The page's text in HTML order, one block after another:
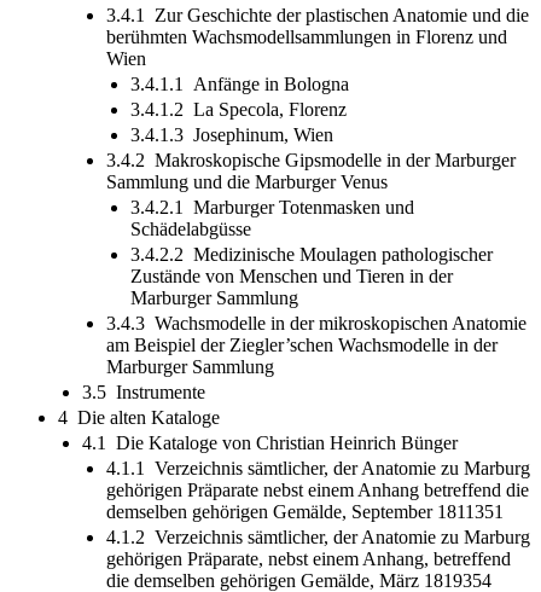
3.4.1 Zur Geschichte der plastischen Anatomie und die
berühmten Wachsmodellsammlungen in Florenz und
Wien
3.4.1.1 Anfänge in Bologna
3.4.1.2 La Specola, Florenz
3.4.1.3 Josephinum, Wien
3.4.2 Makroskopische Gipsmodelle in der Marburger
Sammlung und die Marburger Venus
3.4.2.1 Marburger Totenmasken und
Schädelabgüsse
3.4.2.2 Medizinische Moulagen pathologischer
Zustände von Menschen und Tieren in der
Marburger Sammlung
3.4.3 Wachsmodelle in der mikroskopischen Anatomie
am Beispiel der Ziegler’schen Wachsmodelle in der
Marburger Sammlung
3.5 Instrumente
4 Die alten Kataloge
4.1 Die Kataloge von Christian Heinrich Bünger
4.1.1 Verzeichnis sämtlicher, der Anatomie zu Marburg
gehörigen Präparate nebst einem Anhang betreffend die
demselben gehörigen Gemälde, September 1811351
4.1.2 Verzeichnis sämtlicher, der Anatomie zu Marburg
gehörigen Präparate, nebst einem Anhang, betreffend
die demselben gehörigen Gemälde, März 1819354